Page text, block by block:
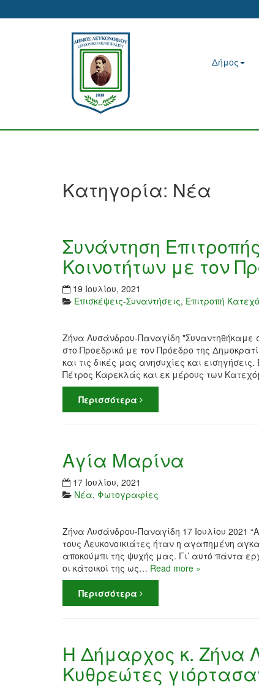
Δήμος
Κατηγορία: Νέα
Συνάντηση
Κοινοτήτων με τον
19 Ιουλίου, 2021
Επισκέψεις-Συναντήσεις, Επιτροπή
Ζήνα Λυσάνδρου-Παναγίδη
στο Προεδρικό με τον Πρόεδρο της
και τις δικές μας ανησυχίες και
Πέτρος Καρεκλάς και εκ μέρους των
Περισσότερα
Αγία Μαρίνα
17 Ιουλίου, 2021
Νέα, Φωτογραφίες
Ζήνα Λυσάνδρου-Παναγίδη 17 Ιουλίου
τους Λευκονοικιάτες ήταν η αγαπημένη
αποκούμπι της ψυχής μας. Γι’ αυτό πάντα
οι κάτοικοί της ως… Read more »
Περισσότερα
Η Δήμαρχος κ. Ζήνα
Κυθρεώτες